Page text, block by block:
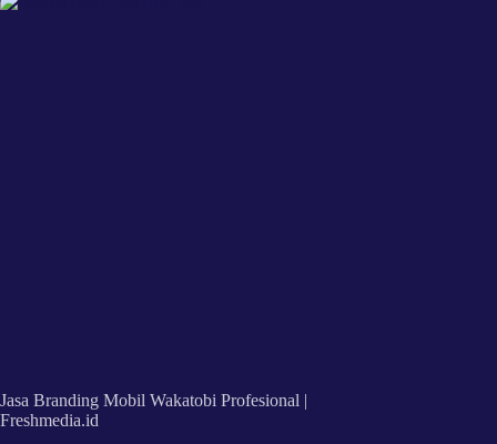
Jasa Branding Mobil Wakatobi Profesional |
Freshmedia.id